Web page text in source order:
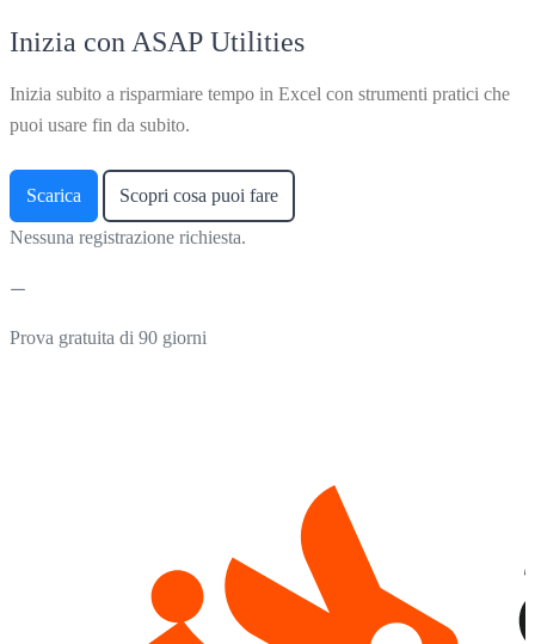
Inizia con ASAP Utilities
Inizia subito a risparmiare tempo in Excel con strumenti pratici che
puoi usare fin da subito.
Scarica Scopri cosa puoi fare
Nessuna registrazione richiesta.
Prova gratuita di 90 giorni